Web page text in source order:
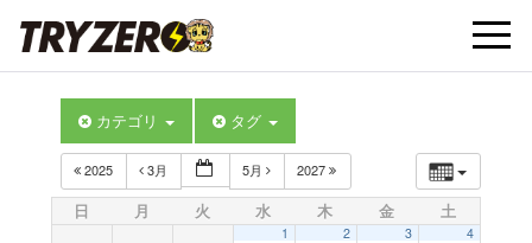
t
カテゴリ タグ
2025 3月 5月 2027
日 月 火 水 木 金 土
1 2 3 4